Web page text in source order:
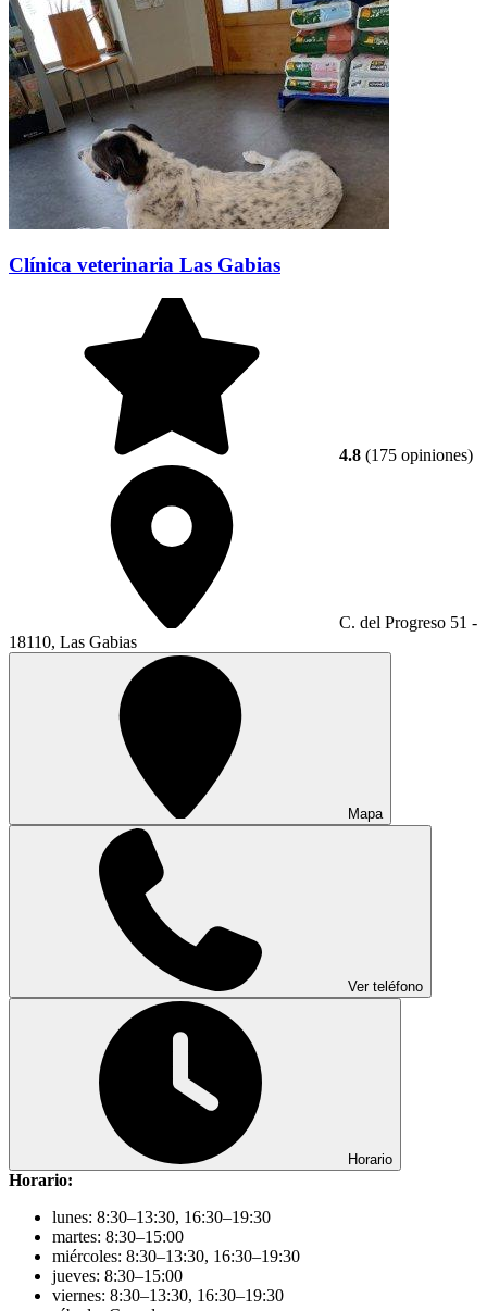
Clínica veterinaria Las Gabias
4.8 (175 opiniones)
C. del Progreso 51 -
18110, Las Gabias
Mapa
Ver teléfono
Horario
Horario:
lunes: 8:30–13:30, 16:30–19:30
martes: 8:30–15:00
miércoles: 8:30–13:30, 16:30–19:30
jueves: 8:30–15:00
viernes: 8:30–13:30, 16:30–19:30